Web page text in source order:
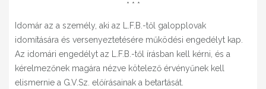
* * *
Idomár az a személy, aki az L.F.B.-től galopplovak
idomítására és versenyeztetésére működési engedélyt kap.
Az idomári engedélyt az L.F.B.-től írásban kell kérni, és a
kérelmezőnek magára nézve kötelező érvényűnek kell
elismernie a G.V.Sz. előírásainak a betartását.